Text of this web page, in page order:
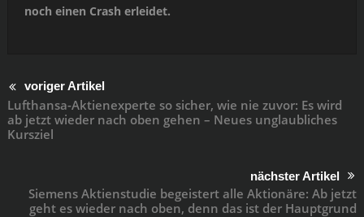
noch einen Crash erleidet.
voriger Artikel
Lufthansa-Aktienexperte so sicher, wie nie zuvor: Es wird
ab jetzt wieder nach oben gehen – Neues unglaubliches
Kursziel
nächster Artikel
Siemens Aktienstudie begeistert alle Aktionäre: Ab jetzt
geht es wieder nach oben, denn das ist der Hauptgrund